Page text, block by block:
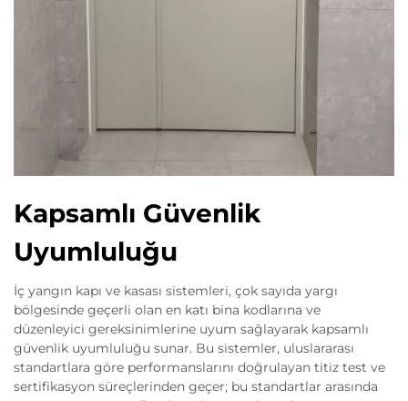
Kapsamlı Güvenlik
Uyumluluğu
İç yangın kapı ve kasası sistemleri, çok sayıda yargı
bölgesinde geçerli olan en katı bina kodlarına ve
düzenleyici gereksinimlerine uyum sağlayarak kapsamlı
güvenlik uyumluluğu sunar. Bu sistemler, uluslararası
standartlara göre performanslarını doğrulayan titiz test ve
sertifikasyon süreçlerinden geçer; bu standartlar arasında